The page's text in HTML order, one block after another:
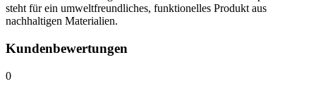
steht für ein umweltfreundliches, funktionelles Produkt aus
nachhaltigen Materialien.
Kundenbewertungen
0